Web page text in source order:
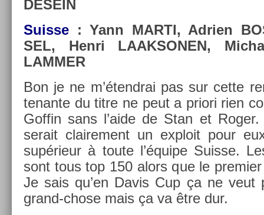
DE­SEIN
Suis­se : Yann MARTI, Ad­ri­en
SEL, Henri LAAK­SON­EN,
LAMM­ER
Bon je ne m’étendrai pas sur cette
tenan­te du titre ne peut a priori rien
Gof­fin sans l’aide de Stan et
serait claire­ment un ex­ploit pour
supérieur à toute l’équipe Suis­se.
sont tous top 150 alors que le
Je sais qu’en Davis Cup ça ne veut
grand-chose mais ça va être dur.